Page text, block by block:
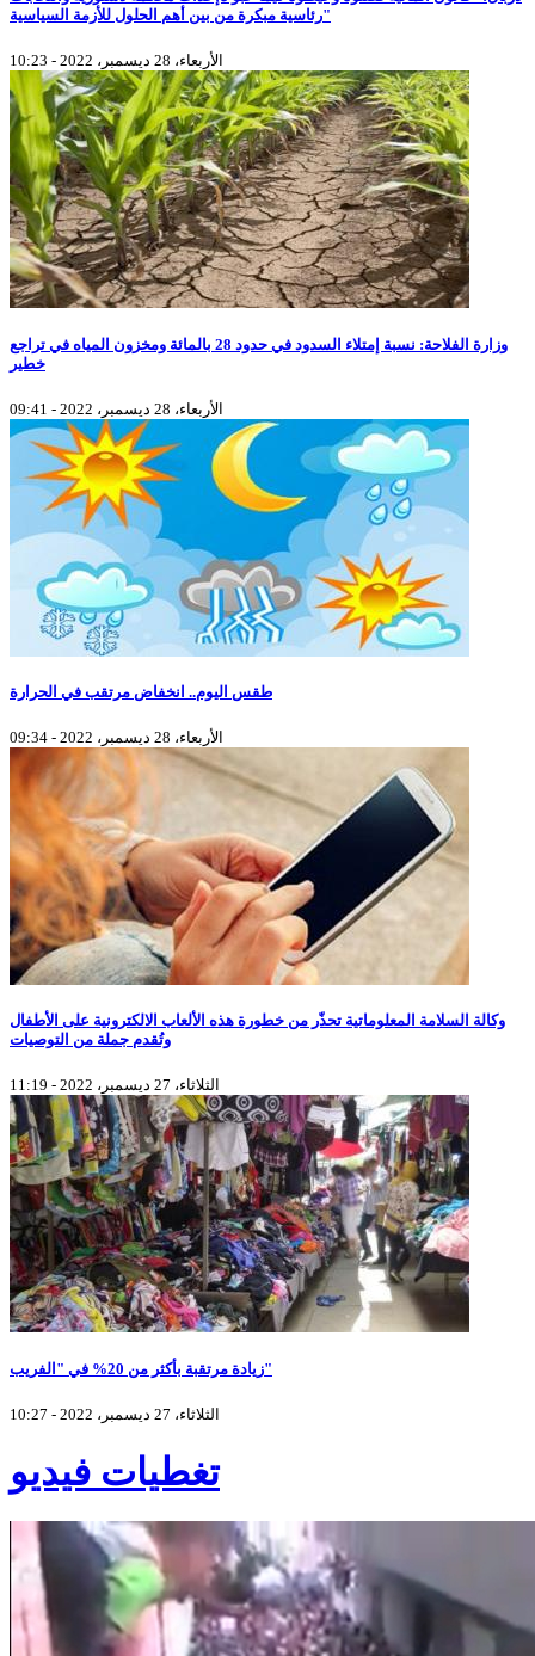
رئاسية مبكرة من بين أهم الحلول للأزمة السياسية"
الأربعاء، 28 ديسمبر، 2022 - 10:23
وزارة الفلاحة: نسبة إمتلاء السدود في حدود 28 بالمائة ومخزون المياه في تراجع
خطير
الأربعاء، 28 ديسمبر، 2022 - 09:41
طقس اليوم.. انخفاض مرتقب في الحرارة
الأربعاء، 28 ديسمبر، 2022 - 09:34
وكالة السلامة المعلوماتية تحذّر من خطورة هذه الألعاب الالكترونية على الأطفال
وتُقدم جملة من التوصيات
الثلاثاء، 27 ديسمبر، 2022 - 11:19
زيادة مرتقبة بأكثر من 20% في "الفريب"
الثلاثاء، 27 ديسمبر، 2022 - 10:27
تغطيات فيديو